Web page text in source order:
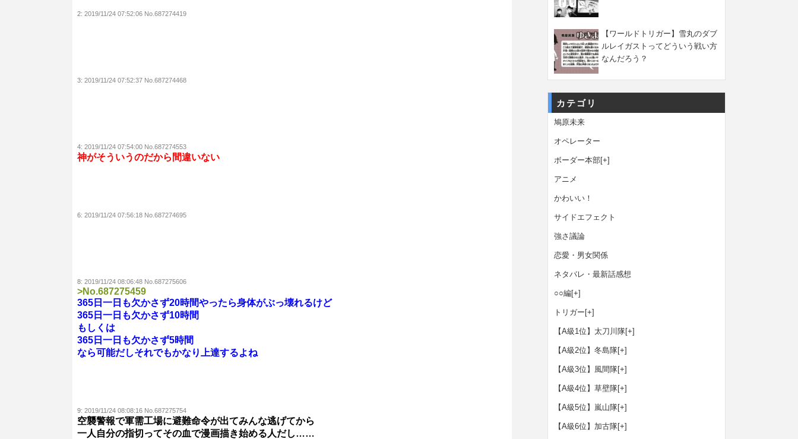
2: 2019/11/24 07:52:06 No.687274419
3: 2019/11/24 07:52:37 No.687274468
4: 2019/11/24 07:54:00 No.687274553
神がそういうのだから間違いない
6: 2019/11/24 07:56:18 No.687274695
8: 2019/11/24 08:06:48 No.687275606
>No.687275459
365日一日も欠かさず20時間やったら身体がぶっ壊れるけど
365日一日も欠かさず10時間
もしくは
365日一日も欠かさず5時間
なら可能だしそれでもかなり上達するよね
9: 2019/11/24 08:08:16 No.687275754
空襲警報で軍需工場に避難命令が出てみんな逃げてから
一人自分の指切ってその血で漫画描き始める人だし……
【ワールドトリガー】雪丸のダブ
ルレイガストってどういう戦い方
なんだろう？
カテゴリ
鳩原未来
オペレーター
ボーダー本部[+]
アニメ
かわいい！
サイドエフェクト
強さ議論
恋愛・男女関係
ネタバレ・最新話感想
○○編[+]
トリガー [+]
【A級1位】太刀川隊[+]
【A級2位】冬島隊[+]
【A級3位】風間隊[+]
【A級4位】草壁隊[+]
【A級5位】嵐山隊[+]
【A級6位】加古隊[+]